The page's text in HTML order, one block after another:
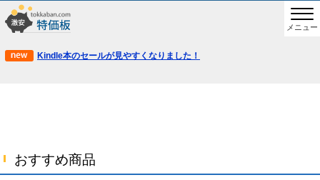
メニュー
Kindle本のセールが見やすくなりました！
おすすめ商品